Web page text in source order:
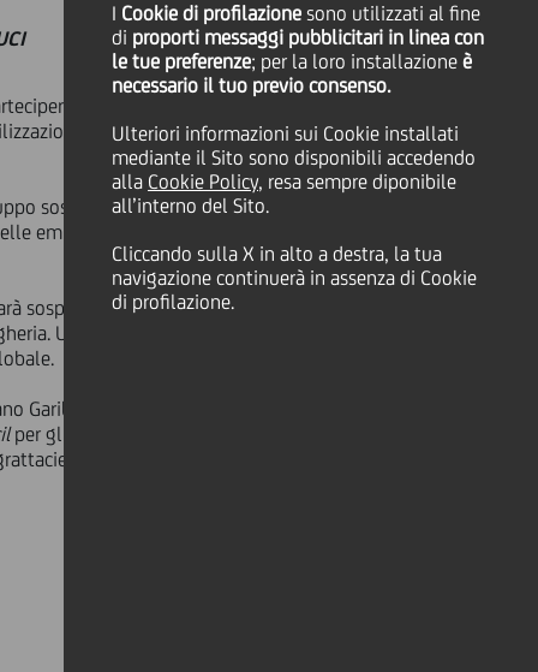
I Cookie di profilazione sono utilizzati al fine
di proporti messaggi pubblicitari in linea con
le tue preferenze; per la loro installazione è
necessario il tuo previo consenso.
Ulteriori informazioni sui Cookie installati
mediante il Sito sono disponibili accedendo
alla Cookie Policy, resa sempre diponibile
all’interno del Sito.
Cliccando sulla X in alto a destra, la tua
navigazione continuerà in assenza di Cookie
di profilazione.
infatti all'iniziativa
ai cambiamenti climatici
sostenibile, inserendosi in una
emissioni di CO
sospesa per un'ora in10 Paesi
Un piccolo segno per far
Garibaldi, il palazzo più alto
per gli scrupolosi requisiti di
più belli al mondo.